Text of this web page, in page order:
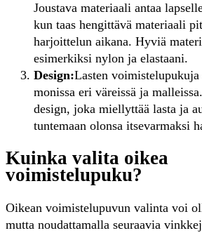
Joustava materiaali antaa
kun taas hengittävä materiaali
harjoittelun aikana. Hyviä
esimerkiksi nylon ja elastaani.
Design:Lasten
monissa eri väreissä ja
design, joka miellyttää lasta ja
tuntemaan olonsa itsevarmaksi
Kuinka valita oikea
voimistelupuku?
Oikean voimistelupuvun valinta voi
mutta noudattamalla seuraavia